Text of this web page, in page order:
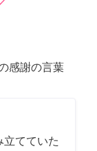
感謝の言葉
立てていた